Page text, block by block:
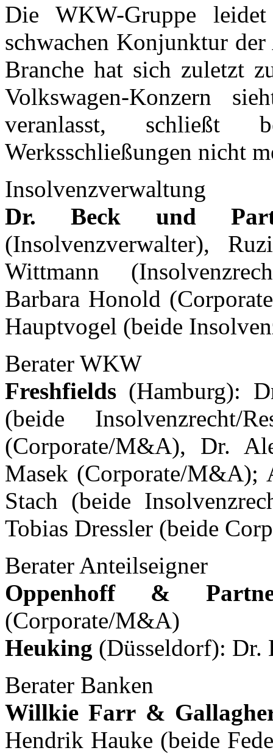
Die WKW-Gruppe
schwachen Konjunktur
Branche hat sich zuletzt
Volkswagen-Konzern
veranlasst, schließt
Werksschließungen nicht
Insolvenzverwaltung
Dr. Beck und
(Insolvenzverwalter),
Wittmann
Barbara Honold
Hauptvogel (beide
Berater WKW
Freshfields (Hamburg):
(beide Insolvenzrecht/
(Corporate/M&A), Dr.
Masek (Corporate/M&A);
Stach (beide
Tobias Dressler (beide
Berater Anteilseigner
Oppenhoff &
(Corporate/M&A)
Heuking (Düsseldorf): Dr.
Berater Banken
Willkie Farr &
Hendrik Hauke (beide